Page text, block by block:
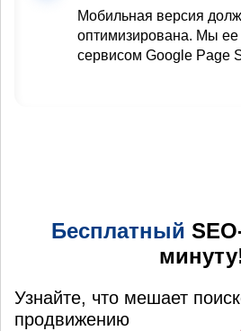
Мобильная версия
оптимизирована. Мы ее
сервисом Google Page
Бесплатный
Узнайте, что мешает
продвижению